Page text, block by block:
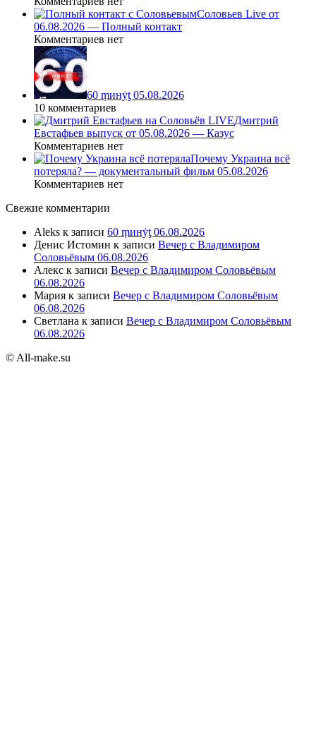
Соловьев Live от
06.08.2026 — Полный контакт
Комментариев нет
60 ṃинẏƫ 05.08.2026
10 комментариев
Дмитрий
Евстафьев выпуск от 05.08.2026 — Казус
Комментариев нет
Почему Украина всё
потеряла? — документальный фильм 05.08.2026
Комментариев нет
Свежие комментарии
Aleks к записи 60 ṃинẏƫ 06.08.2026
Денис Истомин к записи Вечер с Владимиром
Соловьёвым 06.08.2026
Алекс к записи Вечер с Владимиром Соловьёвым
06.08.2026
Мария к записи Вечер с Владимиром Соловьёвым
06.08.2026
Светлана к записи Вечер с Владимиром Соловьёвым
06.08.2026
© All-make.su